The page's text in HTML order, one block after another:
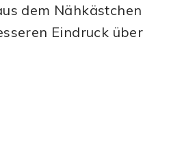
dem Nähkästchen
Eindruck über